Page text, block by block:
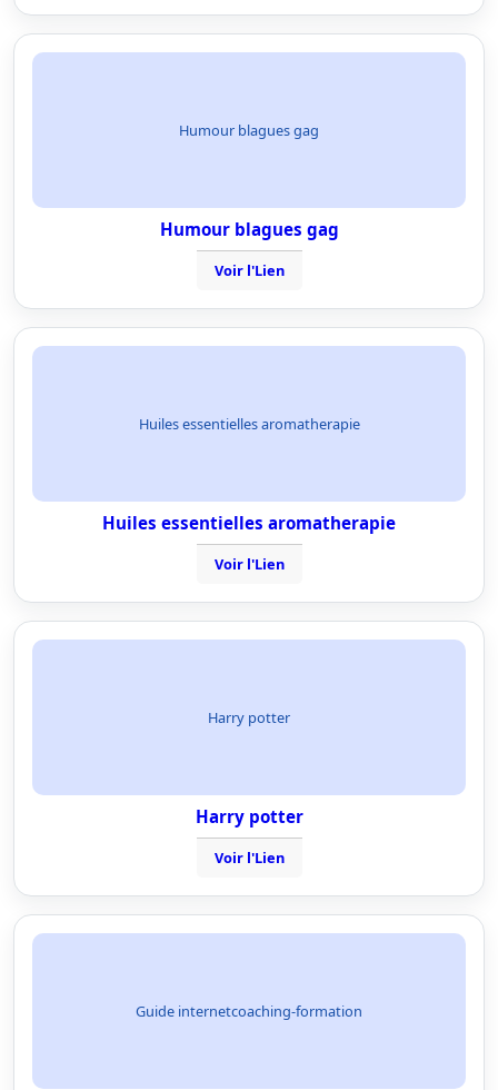
Humour blagues gag
Humour blagues gag
Voir l'Lien
Huiles essentielles aromatherapie
Huiles essentielles aromatherapie
Voir l'Lien
Harry potter
Harry potter
Voir l'Lien
Guide internetcoaching-formation